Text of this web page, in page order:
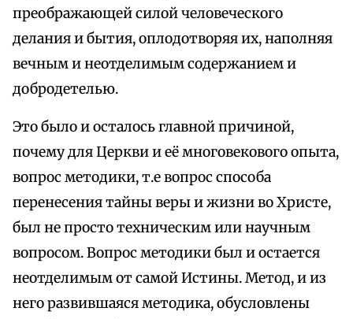
преображающей силой человеческого
делания и бытия, оплодотворяя их, наполняя
вечным и неотделимым содержанием и
добродетелью.
Это было и осталось главной причиной,
почему для Церкви и её многовекового опыта,
вопрос методики, т.е вопрос способа
перенесения тайны веры и жизни во Христе,
был не просто техническим или научным
вопросом. Вопрос методики был и остается
неотделимым от самой Истины. Метод, и из
него развившаяся методика, обусловлены